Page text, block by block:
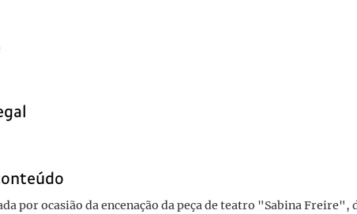
por ocasião da encenação da peça de teatro "Sabina Freire",